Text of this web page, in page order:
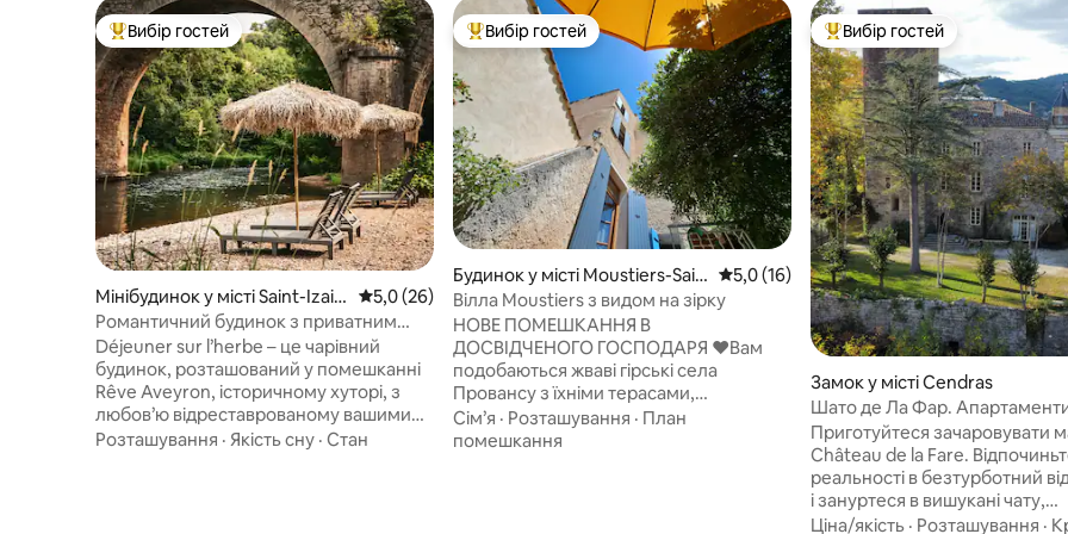
Топ вибір гостей
Вибір гостей
Мінібудинок у місті Saint-Izair
e
Середня оцінка: 5,0 з 5, відгуки: 26
5,0 (26)
Романтичний будинок з приватним
пляжем – Rêve Aveyron
Déjeuner sur l’herbe – це чарівний
будинок, розташований у помешканні
Rêve Aveyron, історичному хуторі, з
любов’ю відреставрованому вашими
господарями Фебе та Джоері. Це
Розташування · Якість сну · Стан
Топ вибір гостей
Вибір гостей
Будинок у місті Moustiers-Sain
te-Marie
Середня оцінка: 5,0 з 5, відгуки: 16
5,0 (16)
Вілла Moustiers з видом на зірку
НОВЕ ПОМЕШКАННЯ В
ДОСВІДЧЕНОГО ГОСПОДАРЯ ​❤️​Вам
подобаються жваві гірські села
Провансу з їхніми терасами,
ресторанами та бутиками? Вам
подобаються лавандові поля,
Сім’я · Розташування · План
помешкання
Топ вибір гостей
Вибір гостей
Замок у місті Cendras
Шато де Ла Фар.
Приготуйтеся зачаровувати
Château de la Fare.
реальності в безтурботний
і зануртеся в вишукані чату,
розташовані в славному
Ціна/якість · Розташування ·